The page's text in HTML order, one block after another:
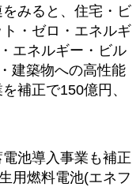
みると、住宅・ビ
・ゼロ・エネルギ
エネルギー・ビル
建築物への高性能
補正で150億円、
池導入事業も補正
用燃料電池(エネフ